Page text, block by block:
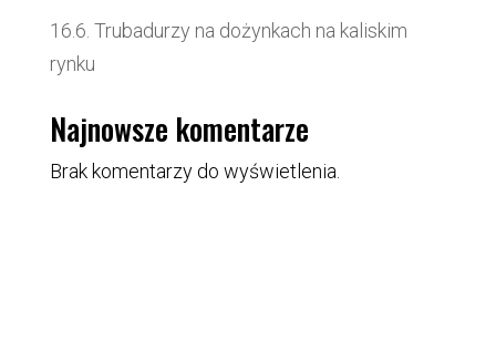
16.6. Trubadurzy na dożynkach na kaliskim
rynku
Najnowsze komentarze
Brak komentarzy do wyświetlenia.